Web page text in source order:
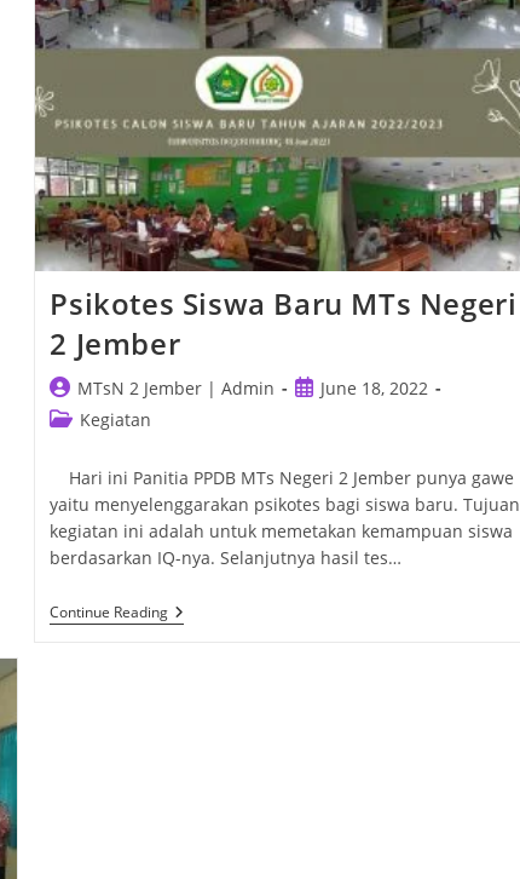
Psikotes Siswa Baru MTs Negeri
2 Jember
Post
author:
MTsN 2 Jember | Admin
PostJune 18, 2022
PostKegiatan
Hari ini Panitia PPDB MTs Negeri 2 Jember punya gawe
yaitu menyelenggarakan psikotes bagi siswa baru. Tujuan
kegiatan ini adalah untuk memetakan kemampuan siswa
berdasarkan IQ-nya. Selanjutnya hasil tes…
Continue ReadingPsikotes
Siswa